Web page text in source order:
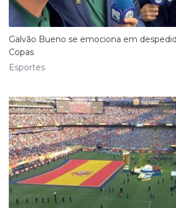
Galvão Bueno se emociona em
Copas
Esportes